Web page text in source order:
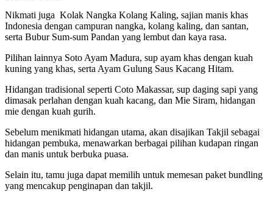
Nikmati juga Kolak Nangka Kolang Kaling, sajian manis khas
Indonesia dengan campuran nangka, kolang kaling, dan santan,
serta Bubur Sum-sum Pandan yang lembut dan kaya rasa.
Pilihan lainnya Soto Ayam Madura, sup ayam khas dengan kuah
kuning yang khas, serta Ayam Gulung Saus Kacang Hitam.
Hidangan tradisional seperti Coto Makassar, sup daging sapi yang
dimasak perlahan dengan kuah kacang, dan Mie Siram, hidangan
mie dengan kuah gurih.
Sebelum menikmati hidangan utama, akan disajikan Takjil sebagai
hidangan pembuka, menawarkan berbagai pilihan kudapan ringan
dan manis untuk berbuka puasa.
Selain itu, tamu juga dapat memilih untuk memesan paket bundling
yang mencakup penginapan dan takjil.